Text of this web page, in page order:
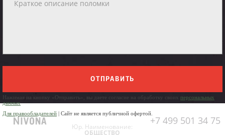
ОТПРАВИТЬ
Нажимая на кнопку «Отправить», вы даете согласие на обработку своих персональных
данных
Для правообладателей | Сайт не является публичной офертой.
+7 499 501 34 75
Юр. Наименование:
ОБЩЕСТВО